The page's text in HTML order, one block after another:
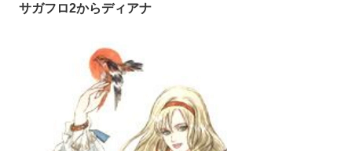
サガフロ2からディアナ